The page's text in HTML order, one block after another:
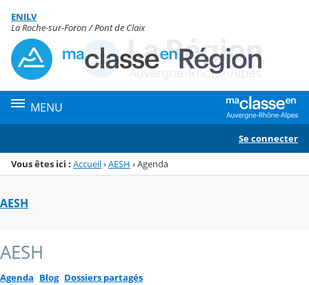
Menu de la rubrique
Contenu
ENILV
La Roche-sur-Foron / Pont de Claix
MENU
Se connecter
Vous êtes ici : Accueil›AESH ›Agenda
AESH
AESH
Agenda Blog Dossiers partagés